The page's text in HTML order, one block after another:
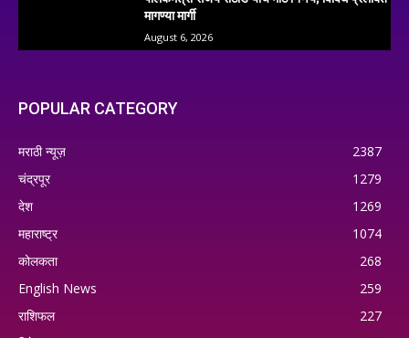
मागण्या मार्गी
August 6, 2026
POPULAR CATEGORY
मराठी न्यूज़
2387
चंद्रपूर
1279
देश
1269
महाराष्ट्र
1074
कोलकता
268
English News
259
राशिफल
227